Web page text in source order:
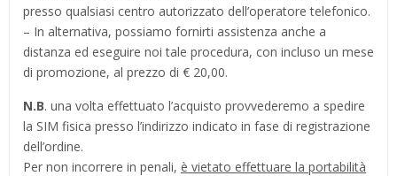
presso qualsiasi centro autorizzato dell’operatore telefonico.
– In alternativa, possiamo fornirti assistenza anche a
distanza ed eseguire noi tale procedura, con incluso un mese
di promozione, al prezzo di € 20,00.
N.B. una volta effettuato l’acquisto provvederemo a spedire
la SIM fisica presso l’indirizzo indicato in fase di registrazione
dell’ordine.
Per non incorrere in penali, è vietato effettuare la portabilità